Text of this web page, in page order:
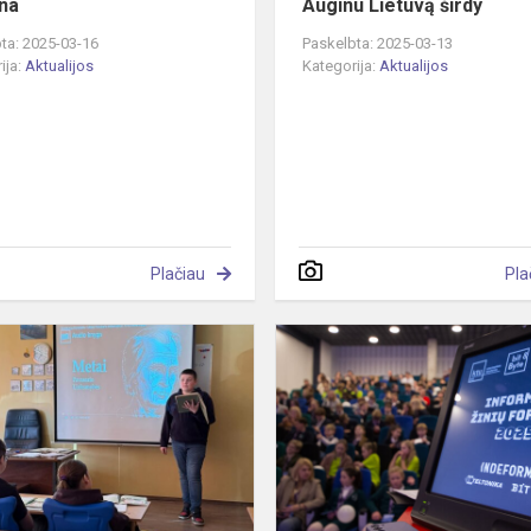
2025-03-16
Aktualijos
Plačiau
Auginu Lietuvą širdy
Paskelbta: 2025-03-13
Kategorija:Aktualijos
Skaitome
Donelaitį